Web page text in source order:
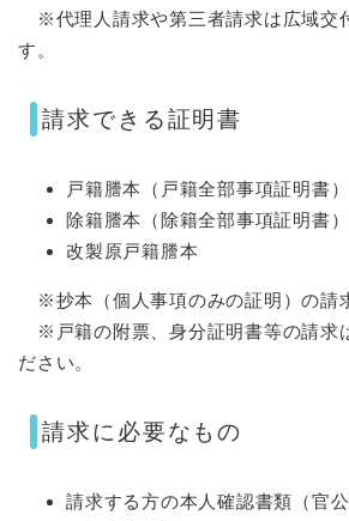
※代理人請求や第三者請求は広域交
す。
請求できる証明書
戸籍謄本（戸籍全部事項証明書）
除籍謄本（除籍全部事項証明書）
改製原戸籍謄本
※抄本（個人事項のみの証明）の請
※戸籍の附票、身分証明書等の請求
ださい。
請求に必要なもの
請求する方の本人確認書類（官